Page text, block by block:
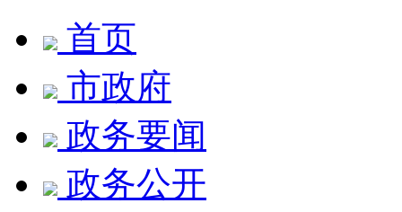
首页
市政府
政务要闻
政务公开